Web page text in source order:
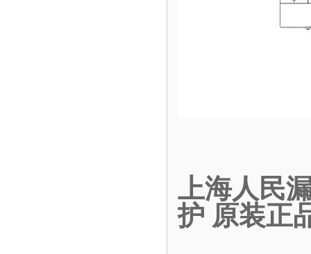
上海人民
护 原装正